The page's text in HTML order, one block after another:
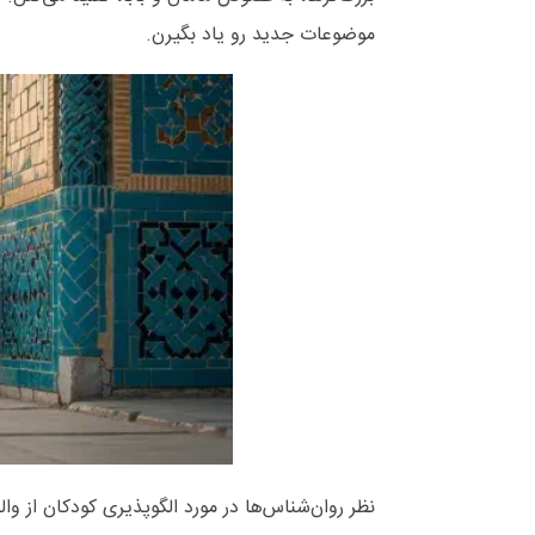
موضوعات جدید رو یاد بگیرن.
نظر روان‌شناس‌ها در مورد الگوپذیری کودکان از